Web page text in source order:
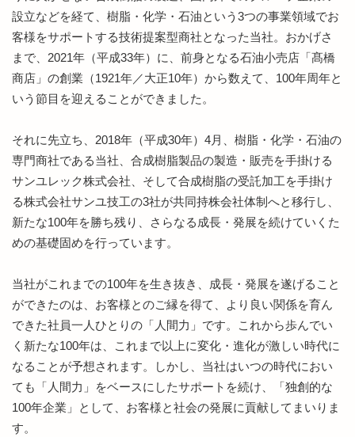
設立などを経て、樹脂・化学・石油という3つの事業領域でお
客様をサポートする技術提案型商社となった当社。おかげさ
まで、2021年（平成33年）に、前身となる石油小売店「髙橋
商店」の創業（1921年／大正10年）から数えて、100年周年と
いう節目を迎えることができました。
それに先立ち、2018年（平成30年）4月、樹脂・化学・石油の
専門商社である当社、合成樹脂製品の製造・販売を手掛ける
サンユレック株式会社、そして合成樹脂の受託加工を手掛け
る株式会社サンユ技工の3社が共同持株会社体制へと移行し、
新たな100年を勝ち残り、さらなる成長・発展を続けていくた
めの基礎固めを行っています。
当社がこれまでの100年を生き抜き、成長・発展を遂げること
ができたのは、お客様とのご縁を得て、より良い関係を育ん
できた社員一人ひとりの「人間力」です。これから歩んでい
く新たな100年は、これまで以上に変化・進化が激しい時代に
なることが予想されます。しかし、当社はいつの時代におい
ても「人間力」をベースにしたサポートを続け、「独創的な
100年企業」として、お客様と社会の発展に貢献してまいりま
す。